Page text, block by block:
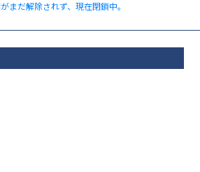
まだ解除されず、現在閉鎖中。